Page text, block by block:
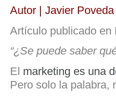
Autor | Javier Poveda
Artículo publicado en
“¿Se puede saber
El marketing es una
Pero solo la palabra,